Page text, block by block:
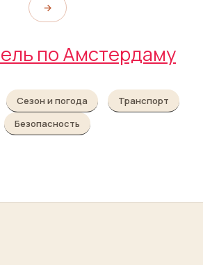
→
по Амстердаму
Сезон и погода
Транспорт
Безопасность